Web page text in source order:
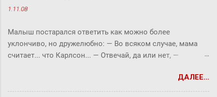
1.11.08
Малыш постарался ответить как можно более
уклончиво, но дружелюбно: ― Во всяком случае, мама
считает... что Карлсон... ― Отвечай, да или нет, ―
Карлсон должен у нас обедать? ― Во всяком случае, она
хотела... ― снова попытался уйти от прямого ответа
ДАЛЕЕ...